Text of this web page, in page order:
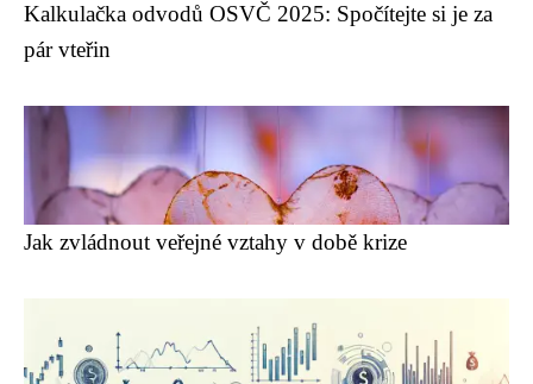
Kalkulačka odvodů OSVČ 2025: Spočítejte si je za
pár vteřin
Jak zvládnout veřejné vztahy v době krize